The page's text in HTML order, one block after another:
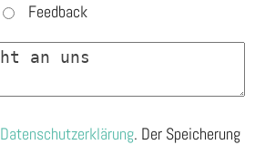
Feedback
Datenschutzerklärung. Der Speicherung